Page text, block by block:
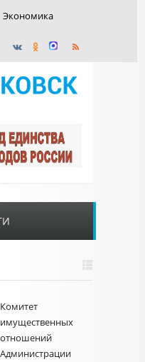
Экономика
Комитет
имущественных
отношений
Администрации